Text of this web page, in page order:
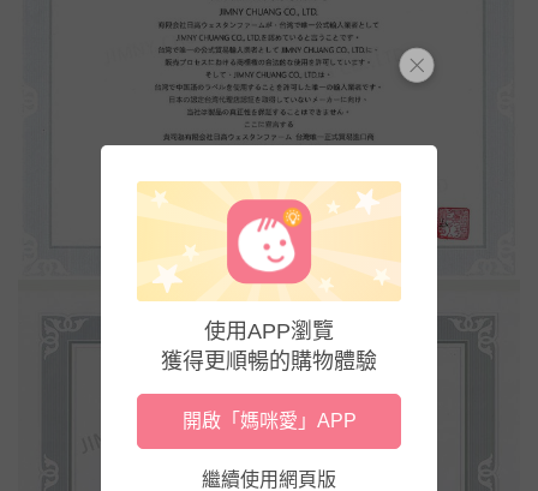
使用APP瀏覽
獲得更順暢的購物體驗
開啟「媽咪愛」APP
繼續使用網頁版